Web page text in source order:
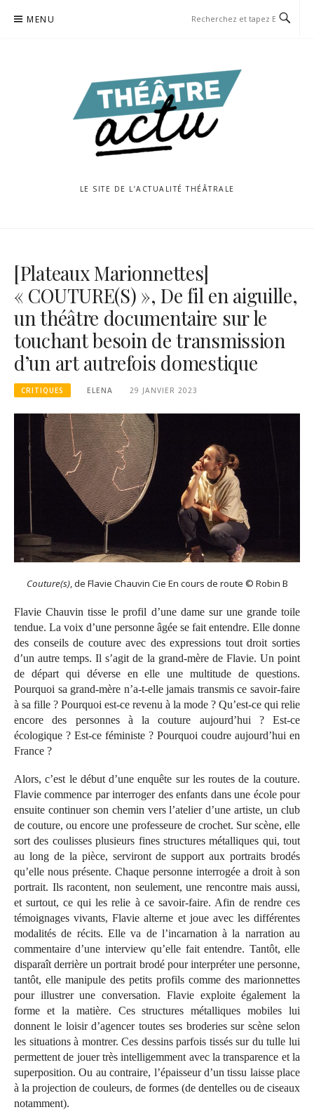
MENU
LE SITE DE L’ACTUALITÉ THÉÂTRALE
[Plateaux Marionnettes]
« COUTURE(S) », De fil en aiguille,
un théâtre documentaire sur le
touchant besoin de transmission
d’un art autrefois domestique
CRITIQUES ELENA 29 JANVIER 2023
Couture(s), de Flavie Chauvin Cie En cours de route © Robin B
Flavie Chauvin tisse le profil d’une dame sur une grande toile
tendue. La voix d’une personne âgée se fait entendre. Elle donne
des conseils de couture avec des expressions tout droit sorties
d’un autre temps. Il s’agit de la grand-mère de Flavie. Un point
de départ qui déverse en elle une multitude de questions.
Pourquoi sa grand-mère n’a-t-elle jamais transmis ce savoir-faire
à sa fille ? Pourquoi est-ce revenu à la mode ? Qu’est-ce qui relie
encore des personnes à la couture aujourd’hui ? Est-ce
écologique ? Est-ce féministe ? Pourquoi coudre aujourd’hui en
France ?
Alors, c’est le début d’une enquête sur les routes de la couture.
Flavie commence par interroger des enfants dans une école pour
ensuite continuer son chemin vers l’atelier d’une artiste, un club
de couture, ou encore une professeure de crochet. Sur scène, elle
sort des coulisses plusieurs fines structures métalliques qui, tout
au long de la pièce, serviront de support aux portraits brodés
qu’elle nous présente. Chaque personne interrogée a droit à son
portrait. Ils racontent, non seulement, une rencontre mais aussi,
et surtout, ce qui les relie à ce savoir-faire. Afin de rendre ces
témoignages vivants, Flavie alterne et joue avec les différentes
modalités de récits. Elle va de l’incarnation à la narration au
commentaire d’une interview qu’elle fait entendre. Tantôt, elle
disparaît derrière un portrait brodé pour interpréter une personne,
tantôt, elle manipule des petits profils comme des marionnettes
pour illustrer une conversation. Flavie exploite également la
forme et la matière. Ces structures métalliques mobiles lui
donnent le loisir d’agencer toutes ses broderies sur scène selon
les situations à montrer. Ces dessins parfois tissés sur du tulle lui
permettent de jouer très intelligemment avec la transparence et la
superposition. Ou au contraire, l’épaisseur d’un tissu laisse place
à la projection de couleurs, de formes (de dentelles ou de ciseaux
notamment).